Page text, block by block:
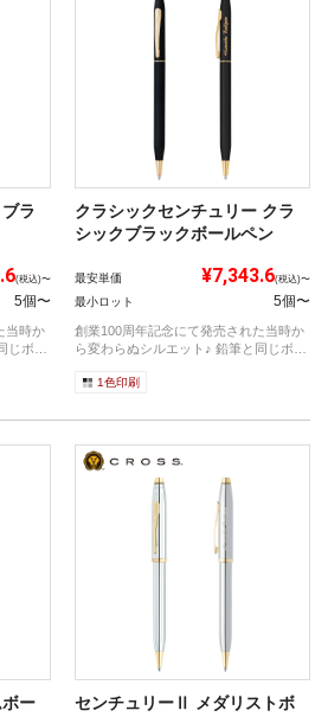
ラ
(税込)〜
5個〜
当時か
じボデ
クラシックセンチュリー クラ
シックブラックボールペン
最安単価 ¥7,343.6(税込)〜
最小ロット 5個〜
創業100周年記念にて発売された当時か
ら変わらぬシルエット♪ 鉛筆と同じボデ
1色印刷
ー
センチュリーⅡ メダリストボ